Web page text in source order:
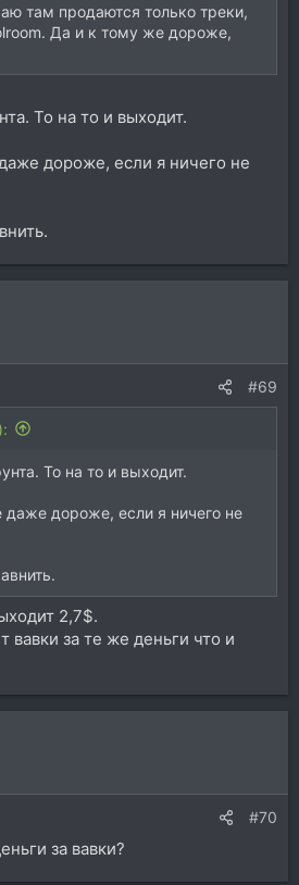
там продаются только треки,
Да и к тому же дороже,
То на то и выходит.
дороже, если я ничего не
#69
То на то и выходит.
даже дороже, если я ничего не
2,7$.
вавки за те же деньги что и
#70
за вавки?